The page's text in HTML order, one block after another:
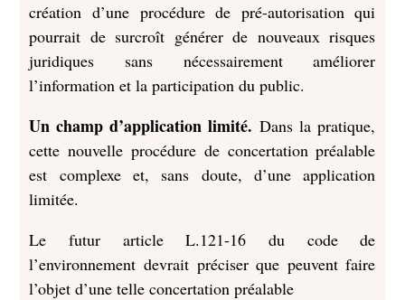
création d’une procédure de pré-autorisation qui
pourrait de surcroît générer de nouveaux risques
juridiques sans nécessairement améliorer
l’information et la participation du public.
Un champ d’application limité. Dans la pratique,
cette nouvelle procédure de concertation préalable
est complexe et, sans doute, d’une application
limitée.
Le futur article L.121-16 du code de
l’environnement devrait préciser que peuvent faire
l’objet d’une telle concertation préalable